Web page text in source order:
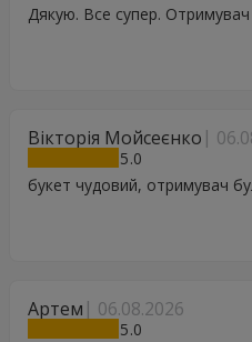
Дякую. Все супер.
Вікторія Мойсеєнко
5
букет чудовий, отримувач
Артем 06.08.2026
5